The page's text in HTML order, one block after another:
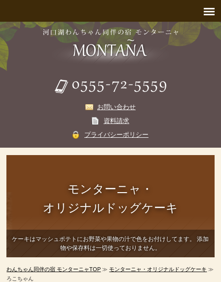
お問い合わせ
資料請求
プライバシーポリシー
モンターニャ・
オリジナルドッグケーキ
ケーキはマッシュポテトにお野菜や果物の汁で色をお付けしてます。
添加
物や保存料は一切使っておりません。
わんちゃん同伴の宿 モンターニャTOP ≫モンターニャ・オリジナルドッグケーキ ≫
ろこちゃん